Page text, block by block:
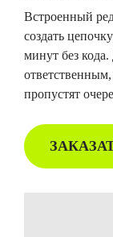
Встроенный
создать
минут без
пропустят